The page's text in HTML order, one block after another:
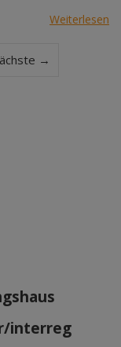
Weiterlesen
→
interreg